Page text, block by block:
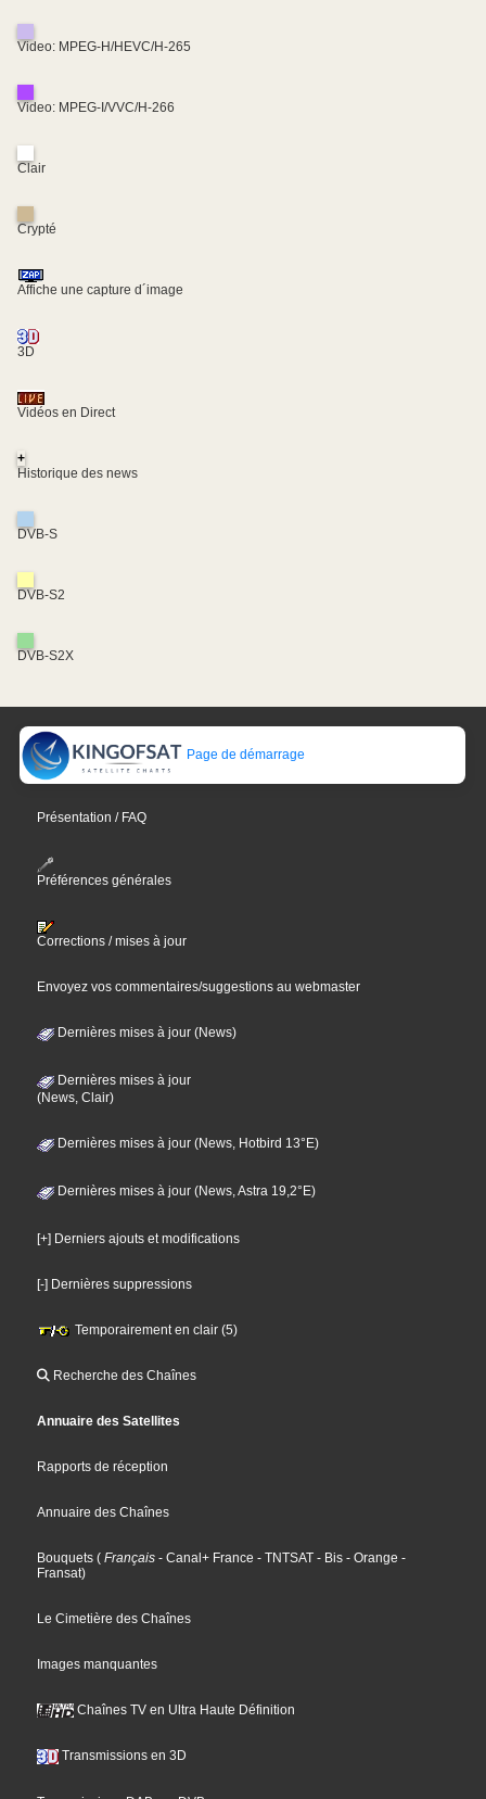
Video: MPEG-H/HEVC/H-265
Video: MPEG-I/VVC/H-266
Clair
Crypté
Affiche une capture d´image
3D
Vidéos en Direct
+
Historique des news
DVB-S
DVB-S2
DVB-S2X
Page de démarrage
Présentation / FAQ
Préférences générales
Corrections / mises à jour
Envoyez vos commentaires/suggestions au webmaster
Dernières mises à jour (News)
Dernières mises à jour
(News, Clair)
Dernières mises à jour (News, Hotbird 13°E)
Dernières mises à jour (News, Astra 19,2°E)
[+] Derniers ajouts et modifications
[-] Dernières suppressions
Temporairement en clair (5)
Recherche des Chaînes
Annuaire des Satellites
Rapports de réception
Annuaire des Chaînes
Bouquets ( Français - Canal+ France - TNTSAT - Bis - Orange -
Fransat)
Le Cimetière des Chaînes
Images manquantes
Chaînes TV en Ultra Haute Définition
Transmissions en 3D